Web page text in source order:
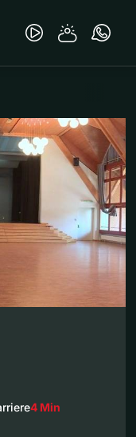
4 Min